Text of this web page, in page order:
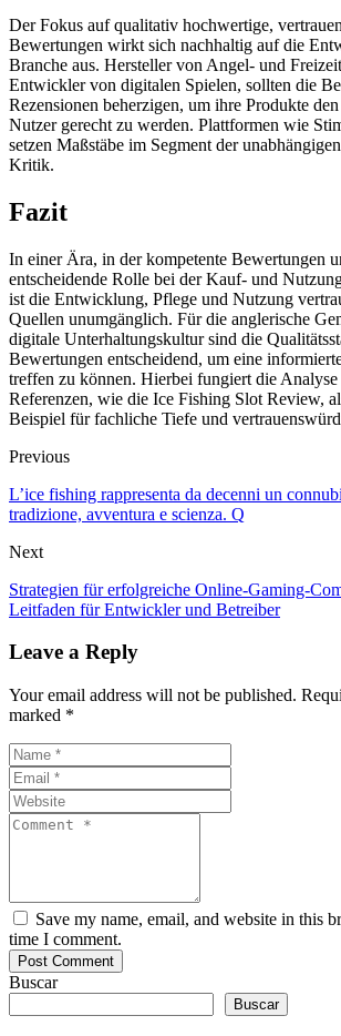
Der Fokus auf qualitativ hochwertige,
Bewertungen wirkt sich nachhaltig auf die
Branche aus. Hersteller von Angel- und
Entwickler von digitalen Spielen, sollten die
Rezensionen beherzigen, um ihre Produkte
Nutzer gerecht zu werden. Plattformen wie
setzen Maßstäbe im Segment der
Kritik.
Fazit
In einer Ära, in der kompetente Bewertungen
entscheidende Rolle bei der Kauf- und
ist die Entwicklung, Pflege und Nutzung
Quellen unumgänglich. Für die anglerische
digitale Unterhaltungskultur sind die
Bewertungen entscheidend, um eine
treffen zu können. Hierbei fungiert die Analyse
Referenzen, wie die Ice Fishing Slot Review,
Beispiel für fachliche Tiefe und
Previous
L’ice fishing rappresenta da decenni un
tradizione, avventura e scienza. Q
Next
Strategien für erfolgreiche Online-Gaming-
Leitfaden für Entwickler und Betreiber
Leave a Reply
Your email address will not be published.
marked *
Save my name, email, and website in this
time I comment.
Buscar
Buscar